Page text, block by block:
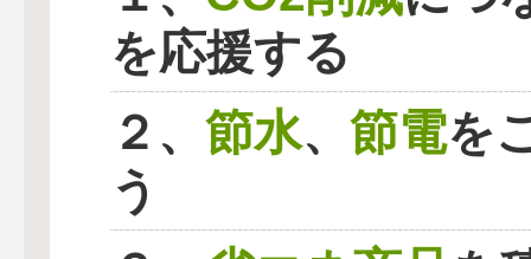
を応援する
２、 節水、 節電を
う